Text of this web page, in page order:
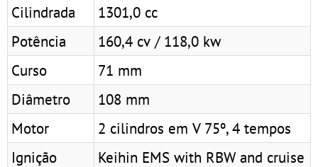
Cilindrada
1301,0 cc
Potência
160,4 cv / 118,0 kw
Curso
71 mm
Diâmetro
108 mm
Motor
2 cilindros em V 75º, 4 tempos
Ignição
Keihin EMS with RBW and cruise